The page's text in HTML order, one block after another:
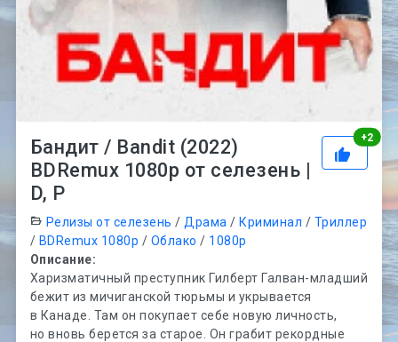
+2
Бандит / Bandit (2022)
BDRemux 1080p от селезень |
D, P
Релизы от селезень /Драма / Криминал / Триллер
/ BDRemux 1080p / Облако / 1080p
Описание:
Харизматичный преступник Гилберт Галван-младший
бежит из мичиганской тюрьмы и укрывается
в Канаде. Там он покупает себе новую личность,
но вновь берется за старое. Он грабит рекордные